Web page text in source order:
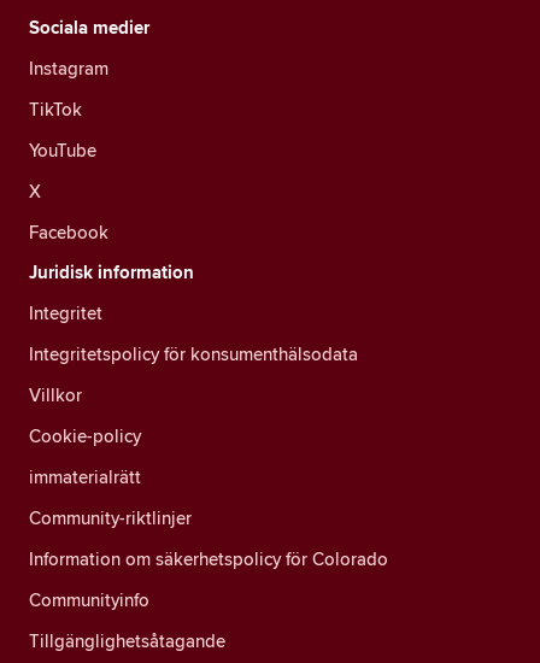
Sociala medier
Instagram
TikTok
YouTube
X
Facebook
Juridisk information
Integritet
Integritetspolicy för konsumenthälsodata
Villkor
Cookie-policy
immaterialrätt
Community-riktlinjer
Information om säkerhetspolicy för Colorado
Communityinfo
Tillgänglighetsåtagande